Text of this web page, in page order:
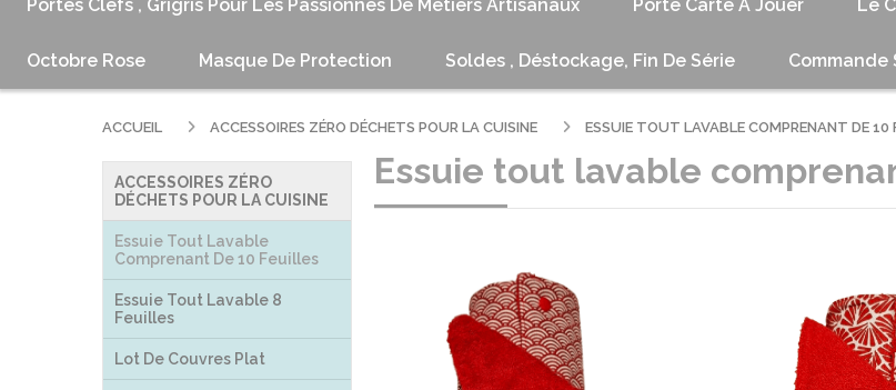
Portes Clefs , Grigris Pour Les Passionnés De Métiers Artisanaux Porte Carte À Jouer Le
Octobre Rose Masque De Protection Soldes , Déstockage, Fin De Série Commande
ACCESSOIRES ZÉRO
DÉCHETS POUR LA CUISINE
Essuie Tout Lavable
Comprenant De 10 Feuilles
Essuie Tout Lavable 8
Feuilles
Lot De Couvres Plat
ACCUEIL ACCESSOIRES ZÉRO DÉCHETS POUR LA CUISINE ESSUIE TOUT LAVABLE COMPRENANT DE 10
Essuie tout lavable